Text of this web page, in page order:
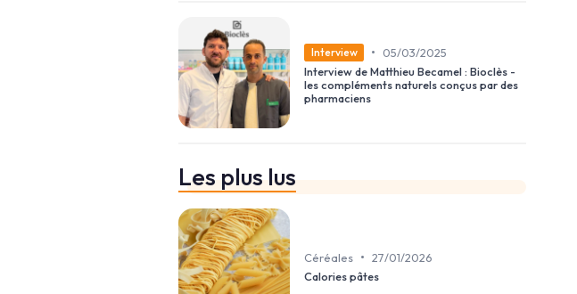
Interview •
05/03/2025
Interview de Matthieu Becamel : Bioclès -
les compléments naturels conçus par des
pharmaciens
Les plus lus
Céréales • 27/01/2026
Calories pâtes